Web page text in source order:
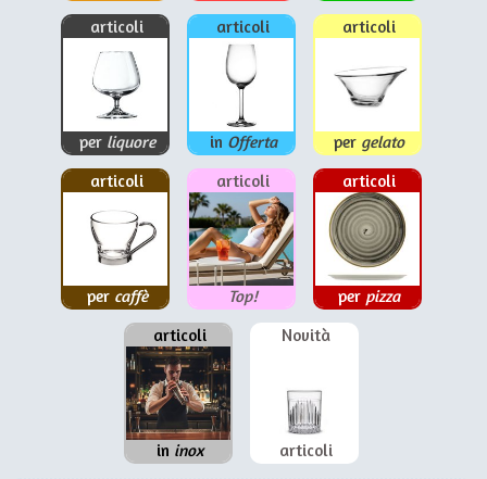
articoli
per liquore
articoli
in Offerta
articoli
per gelato
articoli
per caffè
articoli
Top!
articoli
per pizza
articoli
in inox
Novità
articoli